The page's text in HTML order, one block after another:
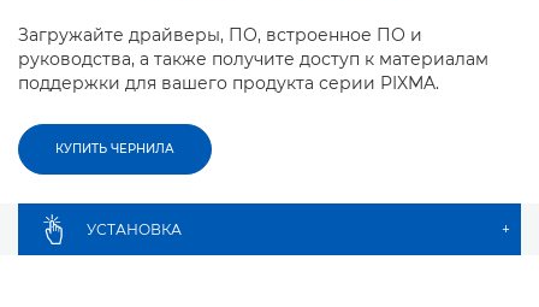
Загружайте драйверы, ПО, встроенное ПО и
руководства, а также получите доступ к материалам
поддержки для вашего продукта серии PIXMA.
КУПИТЬ ЧЕРНИЛА
УСТАНОВКА +